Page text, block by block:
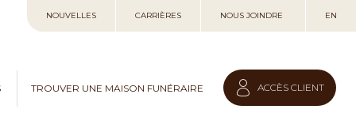
au
NOUVELLES CARRIÈRES NOUS JOINDRE EN
TROUVER UNE MAISON FUNÉRAIRE ACCÈS CLIENT